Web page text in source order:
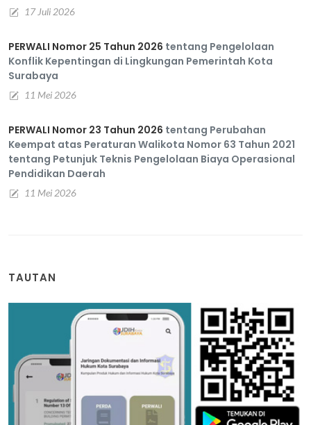
17 Juli 2026
PERWALI Nomor 25 Tahun 2026 tentang Pengelolaan
Konflik Kepentingan di Lingkungan Pemerintah Kota
Surabaya
11 Mei 2026
PERWALI Nomor 23 Tahun 2026 tentang Perubahan
Keempat atas Peraturan Walikota Nomor 63 Tahun 2021
tentang Petunjuk Teknis Pengelolaan Biaya Operasional
Pendidikan Daerah
11 Mei 2026
TAUTAN